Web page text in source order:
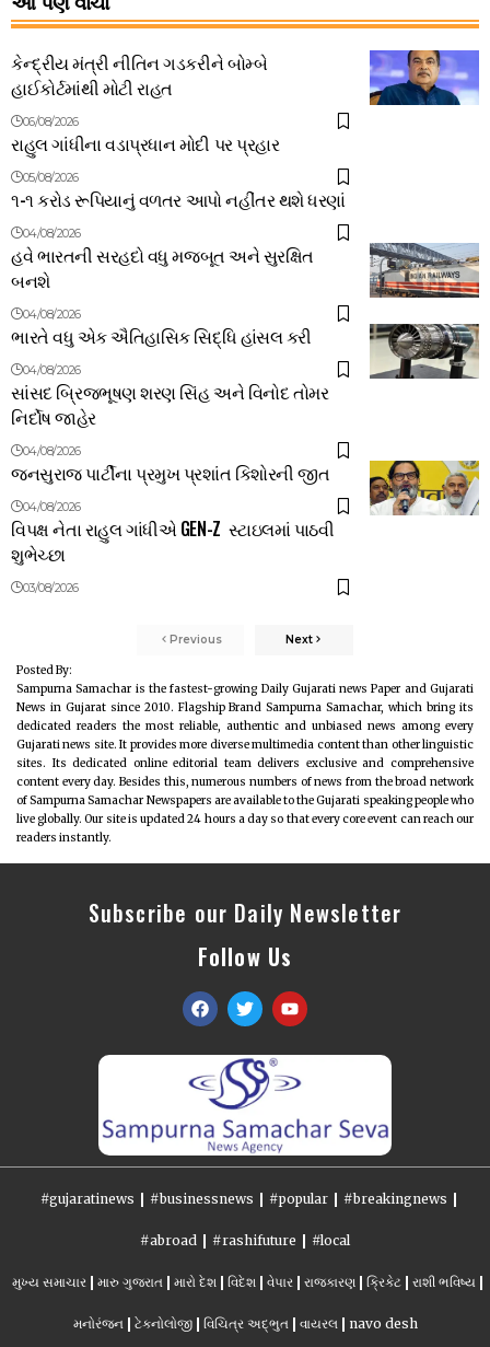
કેન્દ્રીય મંત્રી નીતિન ગડકરીને બોમ્બે
હાઈકોર્ટમાંથી મોટી રાહત
06/08/2026
રાહુલ ગાંધીના વડાપ્રધાન મોદી પર પ્રહાર
05/08/2026
૧-૧ કરોડ રૂપિયાનું વળતર આપો નહીંતર થશે ધરણાં
04/08/2026
હવે ભારતની સરહદો વધુ મજબૂત અને સુરક્ષિત
બનશે
04/08/2026
ભારતે વધુ એક ઐતિહાસિક સિદ્ધિ હાંસલ કરી
04/08/2026
સાંસદ બ્રિજભૂષણ શરણ સિંહ અને વિનોદ તોમર
નિર્દોષ જાહેર
04/08/2026
જનસુરાજ પાર્ટીના પ્રમુખ પ્રશાંત કિશોરની જીત
04/08/2026
વિપક્ષ નેતા રાહુલ ગાંધીએ GEN-Z સ્ટાઇલમાં પાઠવી
શુભેચ્છા
03/08/2026
Previous Next
Posted By:
Sampurna Samachar is the fastest-growing Daily Gujarati news Paper and Gujarati
News in Gujarat since 2010. Flagship Brand Sampurna Samachar, which bring its
dedicated readers the most reliable, authentic and unbiased news among every
Gujarati news site. It provides more diverse multimedia content than other linguistic
sites. Its dedicated online editorial team delivers exclusive and comprehensive
content every day. Besides this, numerous numbers of news from the broad network
of Sampurna Samachar Newspapers are available to the Gujarati speaking people who
live globally. Our site is updated 24 hours a day so that every core event can reach our
readers instantly.
Subscribe our Daily Newsletter
Follow Us
#gujaratinews #businessnews #popular #breakingnews
#abroad #rashifuture #local
મુખ્ય સમાચાર મારુ ગુજરાત મારો દેશ વિદેશ વેપાર રાજકારણ ક્રિકેટ રાશી ભવિષ્ય
મનોરંજન ટેકનોલોજી વિચિત્ર અદ્ભુત વાયરલ navo desh